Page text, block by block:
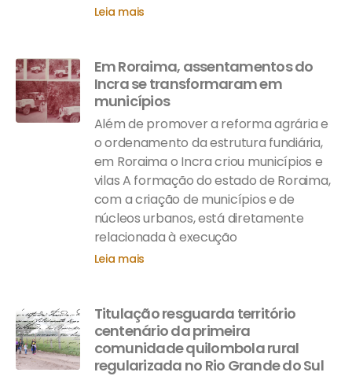
Leia mais
Em Roraima, assentamentos do
Incra se transformaram em
municípios
Além de promover a reforma agrária e
o ordenamento da estrutura fundiária,
em Roraima o Incra criou municípios e
vilas A formação do estado de Roraima,
com a criação de municípios e de
núcleos urbanos, está diretamente
relacionada à execução
Leia mais
Titulação resguarda território
centenário da primeira
comunidade quilombola rural
regularizada no Rio Grande do Sul